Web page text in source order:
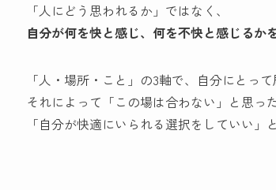
「人にどう思われるか」ではなく、
自分が何を快と感じ、何を不快と感じるか
「人・場所・こと」の3軸で、自分にとっ
それによって「この場は合わない」と思っ
「自分が快適にいられる選択をしていい」